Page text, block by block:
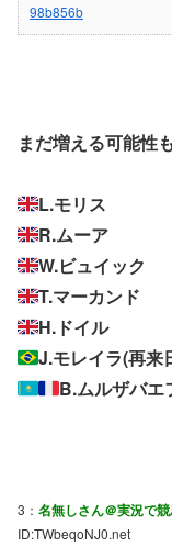
98b856b
まだ増える可能性
L.モリス
R.ムーア
W.ビュイック
T.マーカンド
H.ドイル
J.モレイラ(再来
B.ムルザバエ
3： 名無しさん＠実況で
ID:TWbeqoNJ0.net